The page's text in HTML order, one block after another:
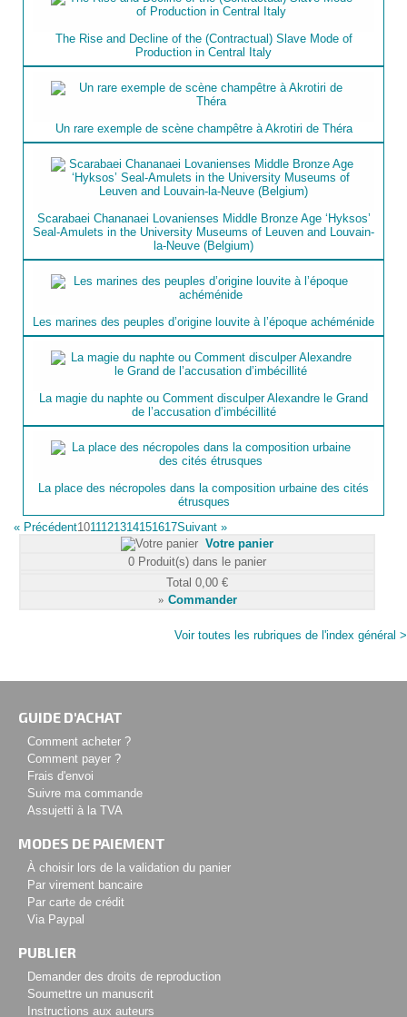
The Rise and Decline of the (Contractual) Slave Mode of
Production in Central Italy
Un rare exemple de scène champêtre à Akrotiri de Théra
Scarabaei Chananaei Lovanienses Middle Bronze Age ‘Hyksos’
Seal-Amulets in the University Museums of Leuven and Louvain-
la-Neuve (Belgium)
Les marines des peuples d’origine louvite à l’époque achéménide
La magie du naphte ou Comment disculper Alexandre le Grand
de l’accusation d’imbécillité
La place des nécropoles dans la composition urbaine des cités
étrusques
« Précédent1011121314151617Suivant »
Votre panier
0 Produit(s) dans le panier
Total 0,00 €
» Commander
Voir toutes les rubriques de l'index général >
GUIDE D'ACHAT
Comment acheter ?
Comment payer ?
Frais d'envoi
Suivre ma commande
Assujetti à la TVA
MODES DE PAIEMENT
À choisir lors de la validation du panier
Par virement bancaire
Par carte de crédit
Via Paypal
PUBLIER
Demander des droits de reproduction
Soumettre un manuscrit
Instructions aux auteurs